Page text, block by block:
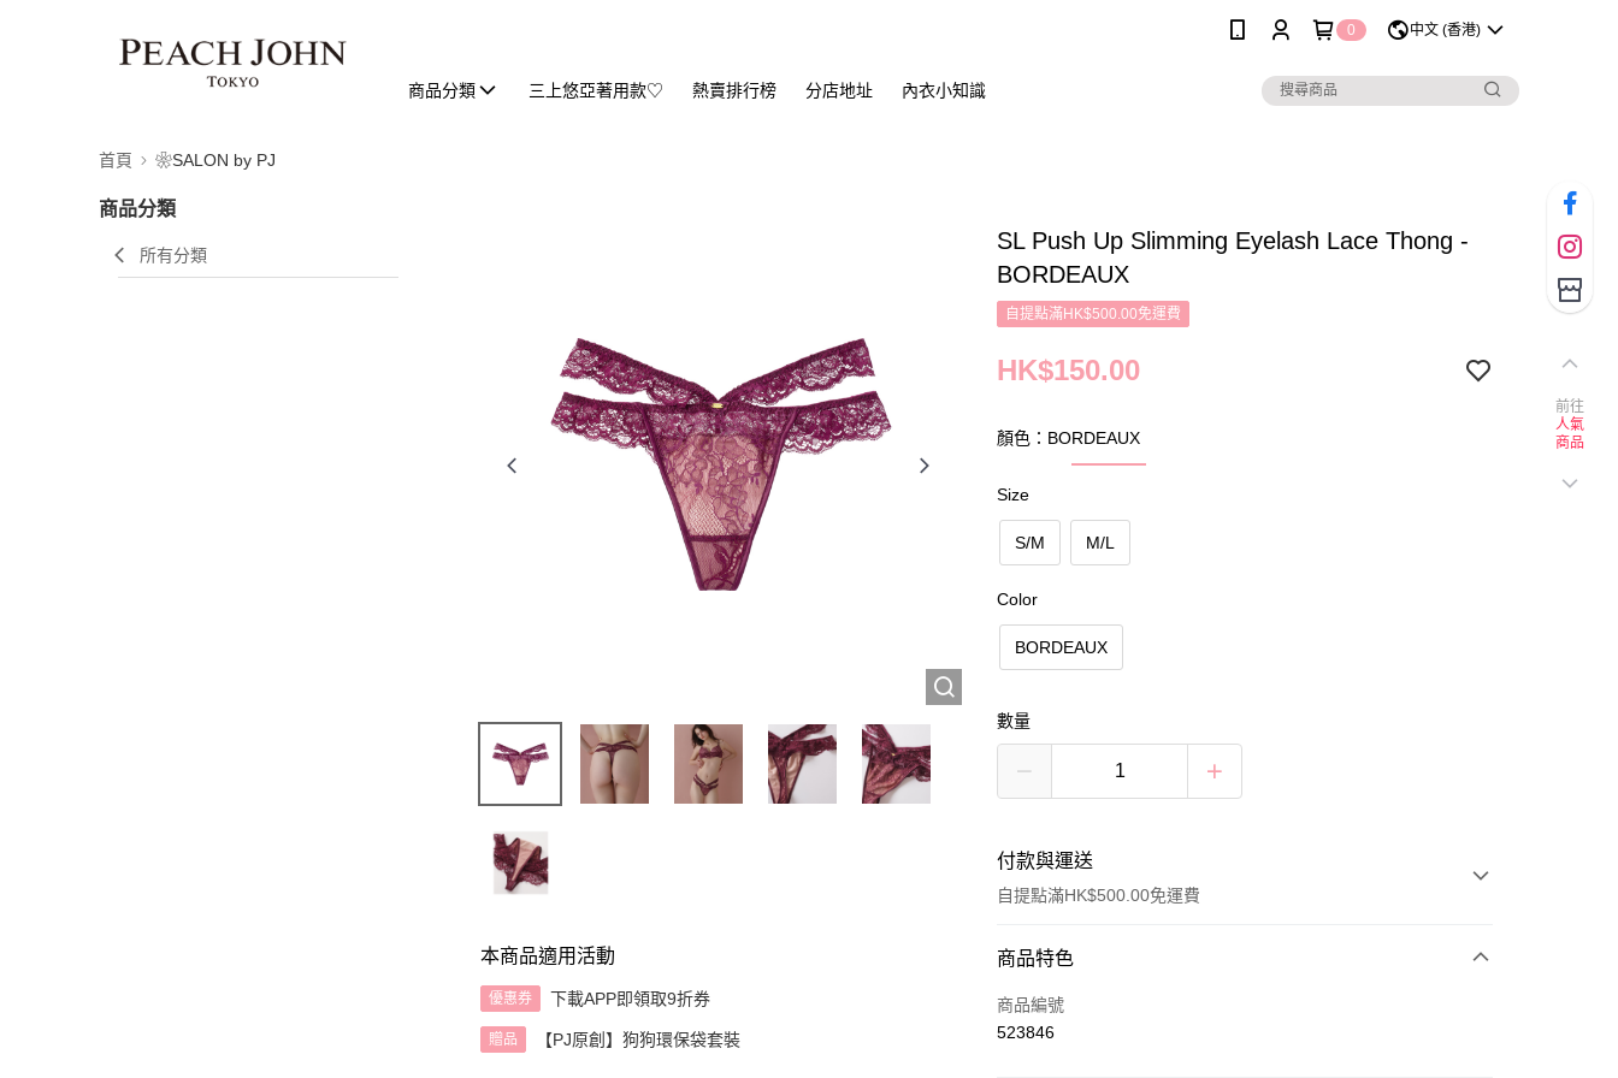
0 中文 (香港)
商品分類 三上悠亞著用款♡ 熱賣排行榜 分店地址 內衣小知識
首頁 ❀SALON by PJ
商品分類
所有分類
本商品適用活動
優惠券 下載APP即領取9折券
贈品 【PJ原創】狗狗環保袋套裝
SL Push Up Slimming Eyelash Lace Thong -
BORDEAUX
自提點滿HK$500.00免運費
HK$150.00
顏色：BORDEAUX
Size
S/M M/L
Color
BORDEAUX
數量
付款與運送
自提點滿HK$500.00免運費
付款方式
信用卡
商品特色
商品編號
523846
前往
人氣
商品